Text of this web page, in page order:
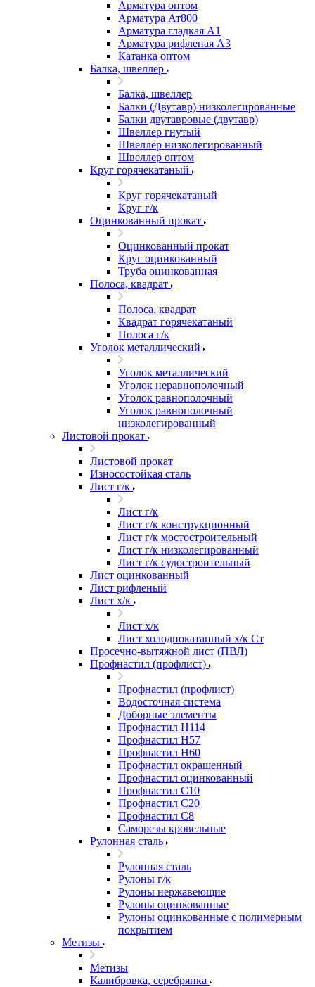
Арматура оптом
Арматура Ат800
Арматура гладкая А1
Арматура рифленая А3
Катанка оптом
Балка, швеллер
Балка, швеллер
Балки (Двутавр) низколегированные
Балки двутавровые (двутавр)
Швеллер гнутый
Швеллер низколегированный
Швеллер оптом
Круг горячекатаный
Круг горячекатаный
Круг г/к
Оцинкованный прокат
Оцинкованный прокат
Круг оцинкованный
Труба оцинкованная
Полоса, квадрат
Полоса, квадрат
Квадрат горячекатаный
Полоса г/к
Уголок металлический
Уголок металлический
Уголок неравнополочный
Уголок равнополочный
Уголок равнополочный
низколегированный
Листовой прокат
Листовой прокат
Износостойкая сталь
Лист г/к
Лист г/к
Лист г/к конструкционный
Лист г/к мостостроительный
Лист г/к низколегированный
Лист г/к судостроительный
Лист оцинкованный
Лист рифленый
Лист х/к
Лист х/к
Лист холоднокатанный х/к Ст
Просечно-вытяжной лист (ПВЛ)
Профнастил (профлист)
Профнастил (профлист)
Водосточная система
Доборные элементы
Профнастил Н114
Профнастил Н57
Профнастил Н60
Профнастил окрашенный
Профнастил оцинкованный
Профнастил С10
Профнастил С20
Профнастил С8
Саморезы кровельные
Рулонная сталь
Рулонная сталь
Рулоны г/к
Рулоны нержавеющие
Рулоны оцинкованные
Рулоны оцинкованные с полимерным
покрытием
Метизы
Метизы
Калибровка, серебрянка